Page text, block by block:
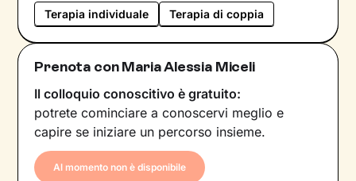
Terapia individuale Terapia di coppia
Prenota con Maria Alessia Miceli
Il colloquio conoscitivo è gratuito:
potrete cominciare a conoscervi meglio e
capire se iniziare un percorso insieme.
Al momento non è disponibile